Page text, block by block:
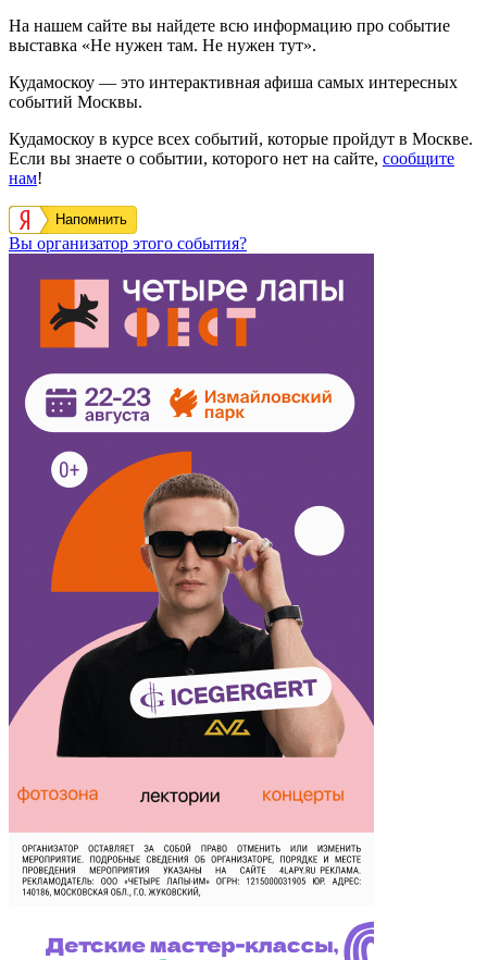
На нашем сайте вы найдете всю информацию про событие
выставка «Не нужен там. Не нужен тут».
Кудамоскоу — это интерактивная афиша самых интересных
событий Москвы.
Кудамоскоу в курсе всех событий, которые пройдут в Москве.
Если вы знаете о событии, которого нет на сайте, сообщите
нам!
Напомнить
Вы организатор этого события?